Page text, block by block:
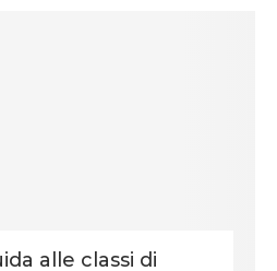
alle classi di